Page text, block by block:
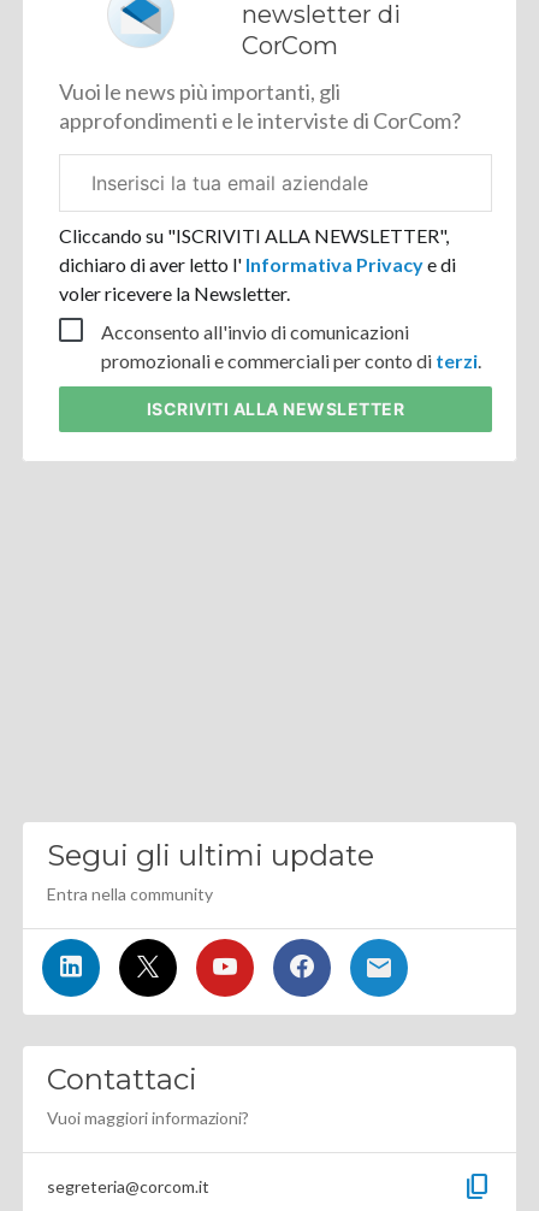
newsletter di
CorCom
Vuoi le news più importanti, gli
approfondimenti e le interviste di CorCom?
aziendale
Cliccando su "ISCRIVITI ALLA NEWSLETTER",
dichiaro di aver letto l' Informativa Privacye di
voler ricevere la Newsletter.
Acconsento all'invio di comunicazioni
promozionali e commerciali per conto di terzi
ISCRIVITI ALLA NEWSLETTER
Segui gli ultimi update
Entra nella community
Contattaci
Vuoi maggiori informazioni?
segreteria@corcom.it content_copy